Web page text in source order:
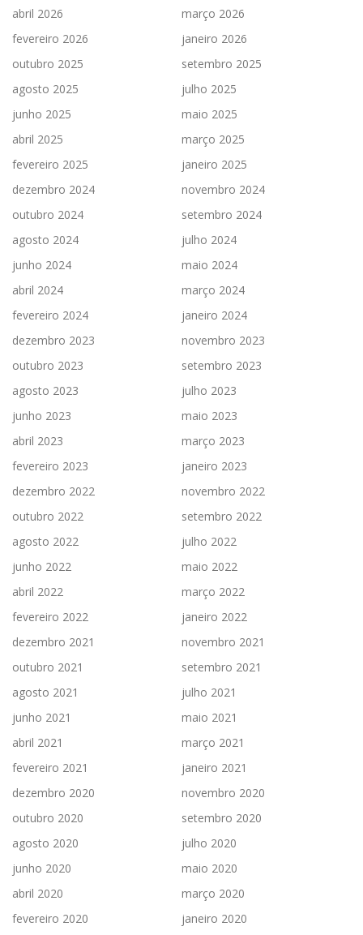
abril 2026
março 2026
fevereiro 2026
janeiro 2026
outubro 2025
setembro 2025
agosto 2025
julho 2025
junho 2025
maio 2025
abril 2025
março 2025
fevereiro 2025
janeiro 2025
dezembro 2024
novembro 2024
outubro 2024
setembro 2024
agosto 2024
julho 2024
junho 2024
maio 2024
abril 2024
março 2024
fevereiro 2024
janeiro 2024
dezembro 2023
novembro 2023
outubro 2023
setembro 2023
agosto 2023
julho 2023
junho 2023
maio 2023
abril 2023
março 2023
fevereiro 2023
janeiro 2023
dezembro 2022
novembro 2022
outubro 2022
setembro 2022
agosto 2022
julho 2022
junho 2022
maio 2022
abril 2022
março 2022
fevereiro 2022
janeiro 2022
dezembro 2021
novembro 2021
outubro 2021
setembro 2021
agosto 2021
julho 2021
junho 2021
maio 2021
abril 2021
março 2021
fevereiro 2021
janeiro 2021
dezembro 2020
novembro 2020
outubro 2020
setembro 2020
agosto 2020
julho 2020
junho 2020
maio 2020
abril 2020
março 2020
fevereiro 2020
janeiro 2020